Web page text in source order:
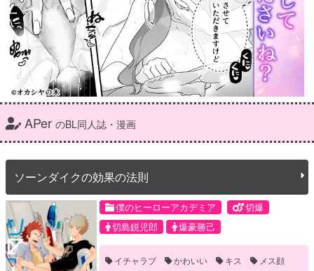
APer のBL同人誌・漫画
ソーンダイクの効果の法則
僕のヒーローアカデミア
切爆
切島鋭児郎
爆豪勝己
イチャラブ かわいい キス
メス顔